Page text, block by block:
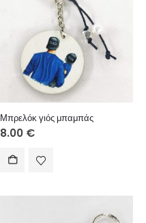
Μπρελόκ γιός μπαμπάς
8.00 €